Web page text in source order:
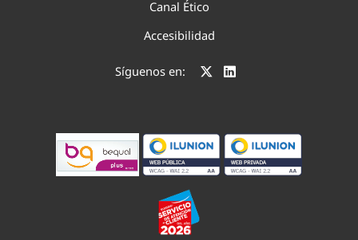
Canal Ético
Accesibilidad
Síguenos en: